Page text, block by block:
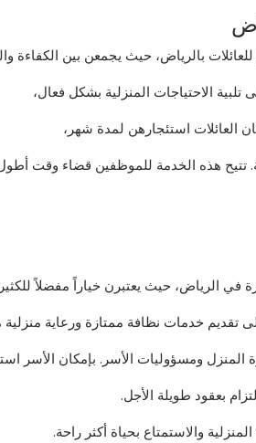
للعائلات بالرياض، حيث يجمعن بين الكفاءة
الاحتياجات المنزلية بشكل فعال،
العائلات استئجارهن لمدة شهر،
تتيح هذه الخدمة للموظفين قضاء وقت
في الرياض، حيث يعتبرن خياراً مفضلاً
خدمات نظافة ممتازة ورعاية منزلية
المنزل ومسؤوليات الأسر. بإمكان الأسر
بعقود طويلة الأجل.
والاستمتاع بحياة أكثر راحة.